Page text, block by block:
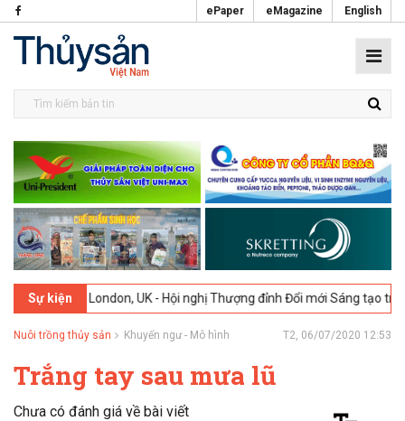
ePaper eMagazine English
Sự kiện
London, UK - Hội nghị Thượng đỉnh Đổi mới Sáng tạo trong Ngành
Nuôi trồng thủy sản Khuyến ngư - Mô hình T2, 06/07/2020 12:53
Trắng tay sau mưa lũ
Chưa có đánh giá về bài viết